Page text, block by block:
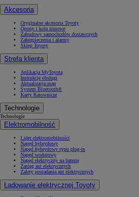
Akcesoria
Oryginalne akcesoria Toyoty
Opony i koła zimowe
Zabudowy samochodów dostawczych
Zabezpieczenia i alarmy
Sklep Toyoty
Strefa klienta
Aplikacja MyToyota
Instrukcje obsługi
Aktualizacja map
System Bluetooth®
Karty Ratownicze
Technologie
Technologie
Elektromobilność
Lider elektromobilności
Napęd hybrydowy
Napęd hybrydowy typu plug-in
Napęd wodorowy
Napęd elektryczny na baterię
Zasięg aut elektrycznych
Zalety posiadania aut elektrycznych
Ładowanie elektrycznej Toyoty